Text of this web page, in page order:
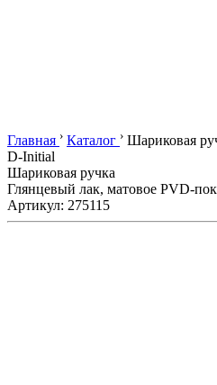
Главная › Каталог › Шариковая
D-Initial
Шариковая ручка
Глянцевый лак, матовое PVD-
Артикул: 275115